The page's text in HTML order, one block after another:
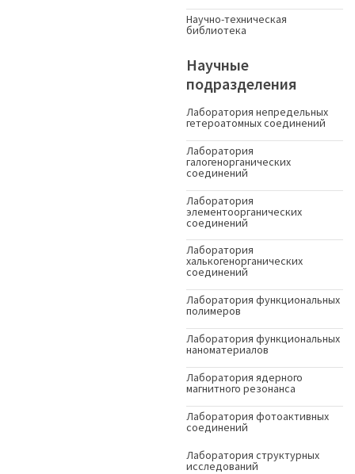
Научно-техническая
библиотека
Научные
подразделения
Лаборатория непредельных
гетероатомных соединений
Лаборатория
галогенорганических
соединений
Лаборатория
элементоорганических
соединений
Лаборатория
халькогенорганических
соединений
Лаборатория функциональных
полимеров
Лаборатория функциональных
наноматериалов
Лаборатория ядерного
магнитного резонанса
Лаборатория фотоактивных
соединений
Лаборатория структурных
исследований